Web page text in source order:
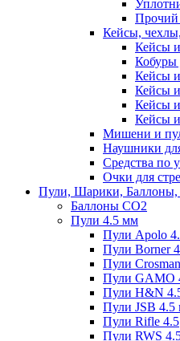
Кейсы,
Кейсы
Кобуры
Кейсы
Кейсы
Кейсы
Кейсы
Мишени и
Наушники
Средства по
Очки для
Пули, Шарики, Баллоны,
Баллоны CO2
Пули 4.5 мм
Пули Apolo
Пули Borner
Пули
Пули GAMO
Пули H&N
Пули JSB 4.5
Пули Rifle 4.5
Пули RWS